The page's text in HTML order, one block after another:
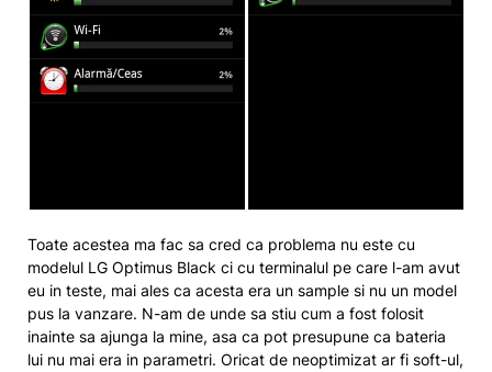
Toate acestea ma fac sa cred ca problema nu este cu
modelul LG Optimus Black ci cu terminalul pe care l-am avut
eu in teste, mai ales ca acesta era un sample si nu un model
pus la vanzare. N-am de unde sa stiu cum a fost folosit
inainte sa ajunga la mine, asa ca pot presupune ca bateria
lui nu mai era in parametri. Oricat de neoptimizat ar fi soft-ul,